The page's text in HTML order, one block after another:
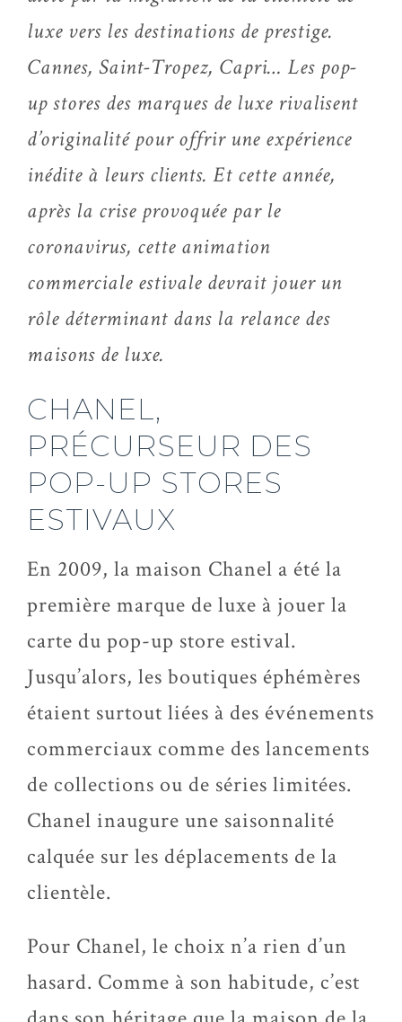
luxe vers les destinations de prestige.
Cannes, Saint-Tropez, Capri… Les pop-
up stores des marques de luxe rivalisent
d’originalité pour offrir une expérience
inédite à leurs clients. Et cette année,
après la crise provoquée par le
coronavirus, cette animation
commerciale estivale devrait jouer un
rôle déterminant dans la relance des
maisons de luxe.
CHANEL,
PRÉCURSEUR DES
POP-UP STORES
ESTIVAUX
En 2009, la maison Chanel a été la
première marque de luxe à jouer la
carte du pop-up store estival.
Jusqu’alors, les boutiques éphémères
étaient surtout liées à des événements
commerciaux comme des lancements
de collections ou de séries limitées.
Chanel inaugure une saisonnalité
calquée sur les déplacements de la
clientèle.
Pour Chanel, le choix n’a rien d’un
hasard. Comme à son habitude, c’est